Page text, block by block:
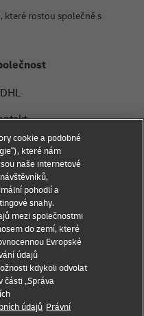
které rostou společně s
oddělení
informace
užití
soukromí
souborů cookie
cookie a podobné
které nám
naše internetové
pohodlí a
snahy.
mezi společnostmi
do zemí, které
Evropské
údajů
kdykoli odvolat
části „Správa
údajů Právní